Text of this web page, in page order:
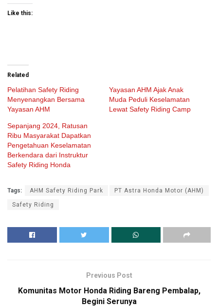
Like this:
Related
Pelatihan Safety Riding
Menyenangkan Bersama
Yayasan AHM
Yayasan AHM Ajak Anak
Muda Peduli Keselamatan
Lewat Safety Riding Camp
Sepanjang 2024, Ratusan
Ribu Masyarakat Dapatkan
Pengetahuan Keselamatan
Berkendara dari Instruktur
Safety Riding Honda
Tags: AHM Safety Riding Park PT Astra Honda Motor (AHM)
Safety Riding
Previous Post
Komunitas Motor Honda Riding Bareng Pembalap,
Begini Serunya